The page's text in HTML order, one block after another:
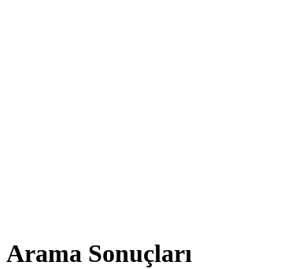
Arama Sonuçları